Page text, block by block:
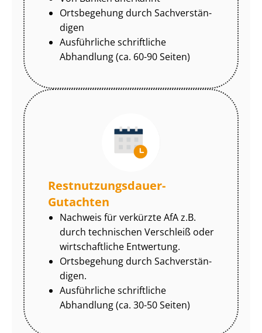
Ortsbegehung durch Sach­ver­stän­
di­gen
Ausführliche schriftliche
Abhandlung (ca. 60-90 Seiten)
Rest­nut­zungs­dau­er-
Gutachten
Nachweis für verkürzte AfA z.B.
durch technischen Verschleiß oder
wirtschaftliche Entwertung.
Ortsbegehung durch Sach­ver­stän­
di­gen.
Ausführliche schriftliche
Abhandlung (ca. 30-50 Seiten)